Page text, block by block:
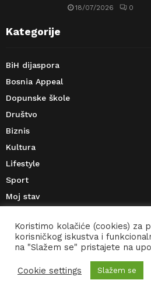
18/07/2026 0
Kategorije
BiH dijaspora
Bosnia Appeal
Dopunske škole
Društvo
Biznis
Kultura
Lifestyle
Sport
Moj stav
Koristimo kolačiće (cookies) za
korisničkog iskustva i
na "Slažem se" pristajete na
Cookie settings Slažem se